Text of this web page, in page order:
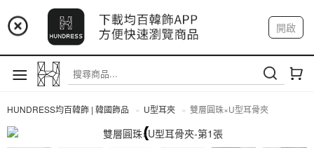
📢 市集預告：9/4-9/6 淡水捷運站
📢 市集預告：9/12-9/13 八里海巡基地
📢 市集預告：8/22-8/23 桃園青埔置地廣場
開啟
註冊 我的帳戶
HUNDRESS均百韓飾 | 韓國飾品 U型耳夾 雙層圓珠×U型耳骨夾